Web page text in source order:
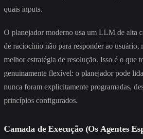
quais inputs.
O planejador moderno usa um LLM de alta
de raciocínio não para responder ao usuário,
melhor estratégia de resolução. Isso é o que
genuinamente flexível: o planejador pode
nunca foram explicitamente programadas,
princípios configurados.
Camada de Execução (Os Agentes